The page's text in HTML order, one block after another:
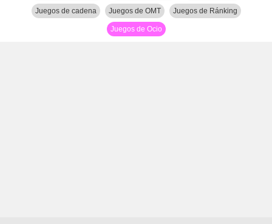
Juegos de cadena Juegos de OMT Juegos de Ránking
Juegos de Ocio